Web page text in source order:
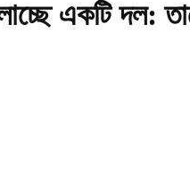
একটি দল: